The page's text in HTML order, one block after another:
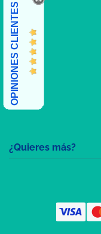
¿Quieres más?
OPINIONES CLIENTES